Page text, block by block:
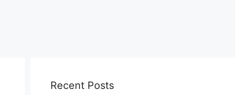
Recent Posts